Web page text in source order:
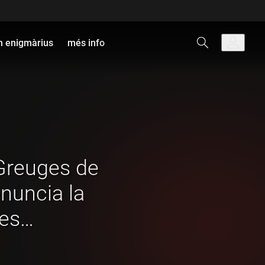
enigmàrius més info
de
la